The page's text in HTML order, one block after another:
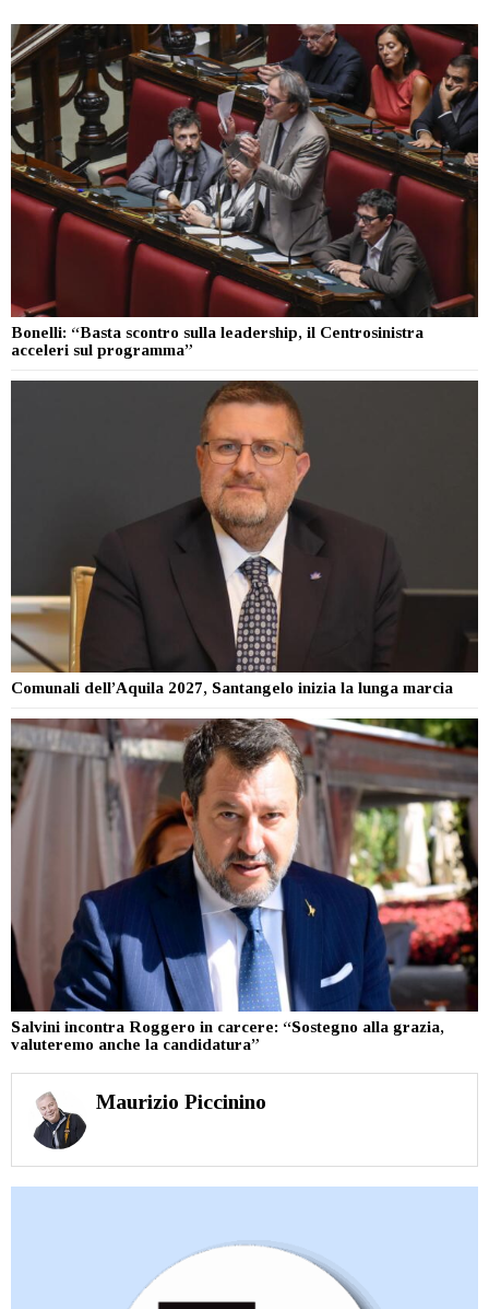
Bonelli: “Basta scontro sulla leadership, il Centrosinistra
acceleri sul programma”
Comunali dell’Aquila 2027, Santangelo inizia la lunga marcia
Salvini incontra Roggero in carcere: “Sostegno alla grazia,
valuteremo anche la candidatura”
Maurizio Piccinino